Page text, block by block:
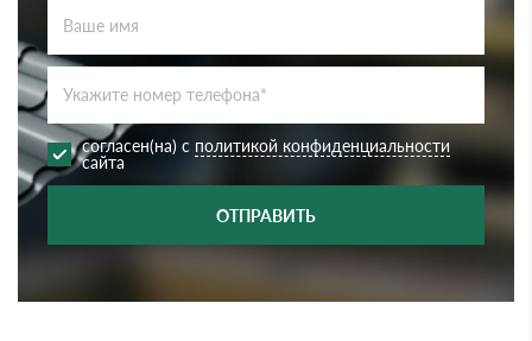
согласен(на) с политикой конфиденциальности
сайта
ОТПРАВИТЬ